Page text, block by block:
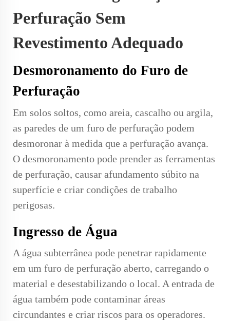
Perfuração Sem
Revestimento Adequado
Desmoronamento do Furo de
Perfuração
Em solos soltos, como areia, cascalho ou argila,
as paredes de um furo de perfuração podem
desmoronar à medida que a perfuração avança.
O desmoronamento pode prender as ferramentas
de perfuração, causar afundamento súbito na
superfície e criar condições de trabalho
perigosas.
Ingresso de Água
A água subterrânea pode penetrar rapidamente
em um furo de perfuração aberto, carregando o
material e desestabilizando o local. A entrada de
água também pode contaminar áreas
circundantes e criar riscos para os operadores.